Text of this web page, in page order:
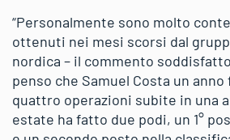
“Personalmente sono molto
ottenuti nei mesi scorsi dal
nordica – il commento
penso che Samuel Costa un
quattro operazioni subite in una
estate ha fatto due podi, un 1°